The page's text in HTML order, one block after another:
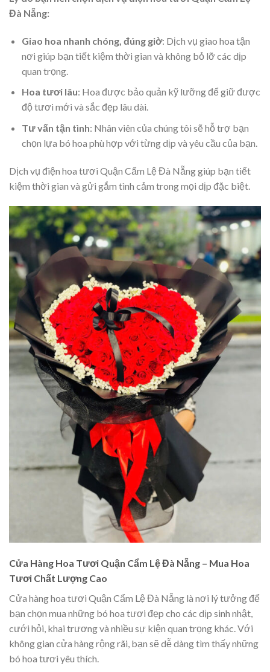
Đà Nẵng:
Giao hoa nhanh chóng, đúng giờ: Dịch vụ giao hoa tận
nơi giúp bạn tiết kiệm thời gian và không bỏ lỡ các dịp
quan trọng.
Hoa tươi lâu: Hoa được bảo quản kỹ lưỡng để giữ được
độ tươi mới và sắc đẹp lâu dài.
Tư vấn tận tình: Nhân viên của chúng tôi sẽ hỗ trợ bạn
chọn lựa bó hoa phù hợp với từng dịp và yêu cầu của bạn.
Dịch vụ điện hoa tươi Quận Cẩm Lệ Đà Nẵng giúp bạn tiết
kiệm thời gian và gửi gắm tình cảm trong mọi dịp đặc biệt.
Cửa Hàng Hoa Tươi Quận Cẩm Lệ Đà Nẵng – Mua Hoa
Tươi Chất Lượng Cao
Cửa hàng hoa tươi Quận Cẩm Lệ Đà Nẵng là nơi lý tưởng để
bạn chọn mua những bó hoa tươi đẹp cho các dịp sinh nhật,
cưới hỏi, khai trương và nhiều sự kiện quan trọng khác. Với
không gian cửa hàng rộng rãi, bạn sẽ dễ dàng tìm thấy những
bó hoa tươi yêu thích.